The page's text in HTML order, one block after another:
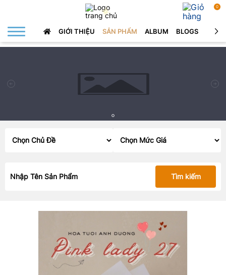
0
GIỚI THIỆU SẢN PHẨM ALBUM BLOGS LIÊN
Tìm kiếm